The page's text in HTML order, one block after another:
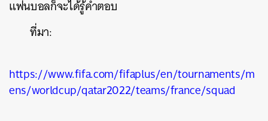
แฟนบอลก็จะได้รู้คำตอบ
ที่มา:
https://www.fifa.com/fifaplus/en/tournaments/m
ens/worldcup/qatar2022/teams/france/squad